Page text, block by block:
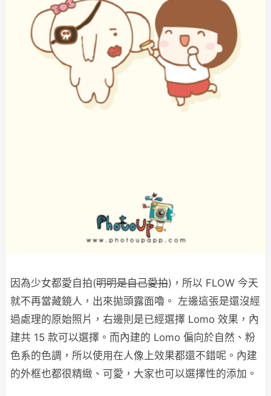
因為少女都愛自拍(明明是自己愛拍)，所以 FLOW 今天
就不再當藏鏡人，出來拋頭露面嚕。 左邊這張是還沒經
過處理的原始照片，右邊則是已經選擇 Lomo 效果，內
建共 15 款可以選擇。而內建的 Lomo 偏向於自然、粉
色系的色調，所以使用在人像上效果都還不錯呢。內建
的外框也都很精緻、可愛，大家也可以選擇性的添加。